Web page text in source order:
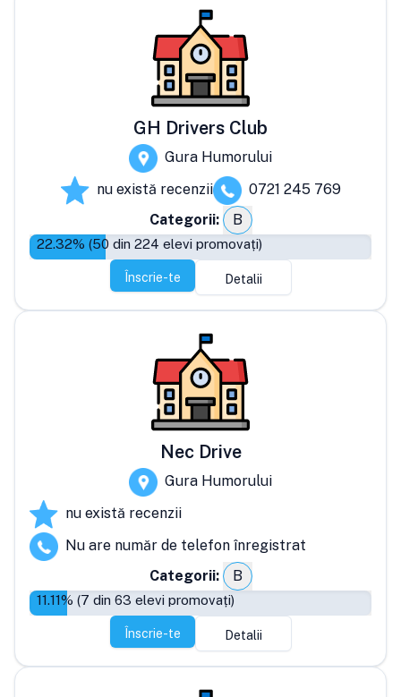
GH Drivers Club
Gura Humorului
nu există recenzii
0721 245 769
Categorii:
B
22.32% (50 din 224 elevi promovați)
Înscrie-te Detalii
Nec Drive
Gura Humorului
nu există recenzii
Nu are număr de telefon înregistrat
Categorii:
B
11.11% (7 din 63 elevi promovați)
Înscrie-te Detalii